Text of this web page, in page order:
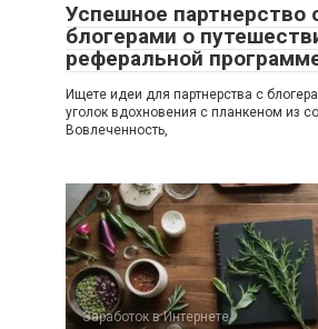
Успешное партнерство
блогерами о
реферальной
Ищете идеи для партнерства с
уголок вдохновения с планкеном из
Вовлеченность,
Заработок в Интернете